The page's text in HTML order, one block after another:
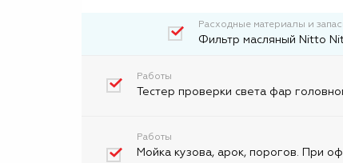
Расходные материалы и
Фильтр масляный Nitto
Работы
Тестер проверки света фар
Работы
Мойка кузова, арок, порогов. При